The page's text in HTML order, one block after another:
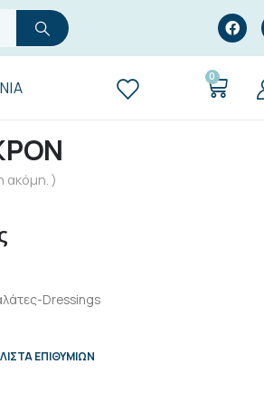
0
ακόμη. )
Dressings
ΕΠΙΘΥΜΙΏΝ